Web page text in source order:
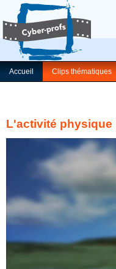
Accueil Clips thématiques
L'activité physique